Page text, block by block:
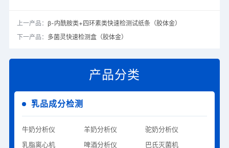
产品分类
乳品成分检测
牛奶分析仪 羊奶分析仪
驼奶分析仪
乳脂离心机
啤酒分析仪
巴氏灭菌机
上一产品： β-内酰胺类+四环素类快速检测试纸条（胶体金）
下一产品： 多菌灵快速检测盒（胶体金）